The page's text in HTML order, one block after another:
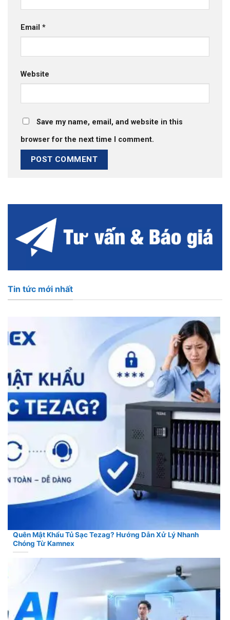
Email *
Website
Save my name, email, and website in this
browser for the next time I comment.
Tin tức mới nhất
Quên Mật Khẩu Tủ Sạc Tezag? Hướng Dẫn Xử Lý Nhanh
Chóng Từ Kamnex